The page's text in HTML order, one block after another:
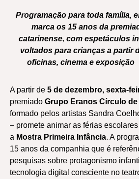
Programação para toda família,
marca os 15 anos da
catarinense, com espetáculos
voltados para crianças a partir
oficinas, cinema e
A partir de 5 de dezembro, sexta-
premiado Grupo Eranos Círculo de
formado pelos artistas Sandra
– promete animar as férias
a Mostra Primeira Infância. A
15 anos da companhia que é
pesquisas sobre protagonismo
tecnologia digital consciente no